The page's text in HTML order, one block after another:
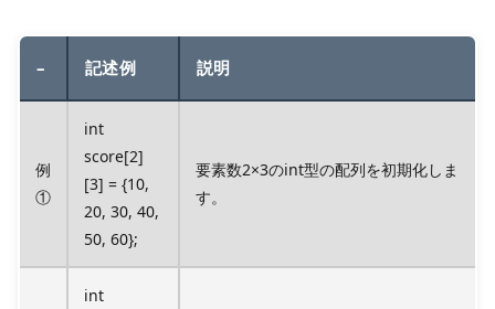
– 記述例 説明
例
①
int
score[2]
[3] = {10,
20, 30, 40,
50, 60};
要素数2×3のint型の配列を初期化しま
す。
int